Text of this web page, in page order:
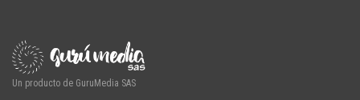
Un producto de GuruMedia SAS